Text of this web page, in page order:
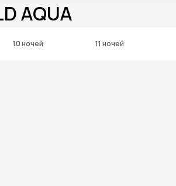
AQUA
10 ночей 11 ночей